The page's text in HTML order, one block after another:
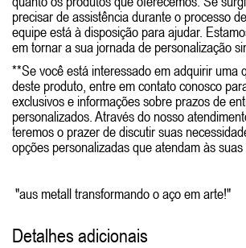
precisar de assistência durante o processo
equipe está à disposição para ajudar.
em tornar a sua jornada de personalização
**Se você está interessado em adquirir uma
deste produto, entre em contato conosco
exclusivos e informações sobre prazos de
personalizados. Através do nosso
teremos o prazer de discutir suas
opções personalizadas que atendam às suas
"aus metall transformando o aço em arte!"
Detalhes adicionais